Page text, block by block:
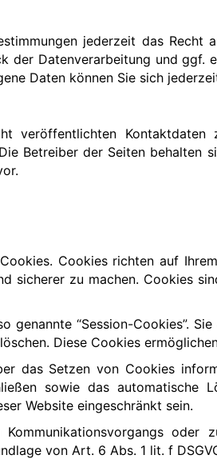
jederzeit das
der Datenverarbeitung und ggf.
Daten können Sie sich
veröffentlichten
Betreiber der Seiten behalten
Cookies richten auf
sicherer zu machen. Cookies
“Session-Cookies”.
Diese Cookies
das Setzen von Cookies
sowie das automatische
Website eingeschränkt sein.
oder
von Art. 6 Abs. 1 lit. f